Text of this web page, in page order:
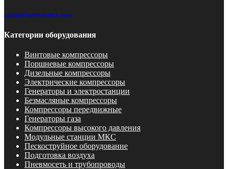
zakaz@pnevmotex.com
Категории оборудования
Винтовые компрессоры
Поршневые компрессоры
Дизельные компрессоры
Электрические компрессоры
Генераторы и электростанции
Безмасляные компрессоры
Компрессоры передвижные
Генераторы газа
Компрессоры высокого давления
Модульные станции МКС
Пескоструйное оборудование
Подготовка воздуха
Пневмосеть и трубопроводы